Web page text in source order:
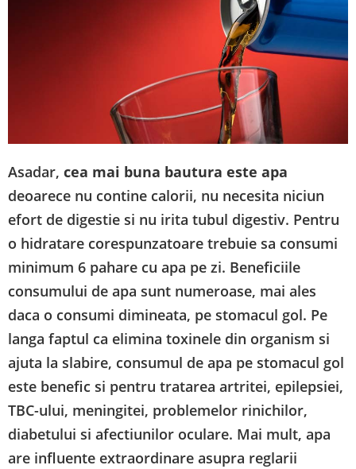
Asadar, cea mai buna bautura este apa
deoarece nu contine calorii, nu necesita niciun
efort de digestie si nu irita tubul digestiv. Pentru
o hidratare corespunzatoare trebuie sa consumi
minimum 6 pahare cu apa pe zi. Beneficiile
consumului de apa sunt numeroase, mai ales
daca o consumi dimineata, pe stomacul gol. Pe
langa faptul ca elimina toxinele din organism si
ajuta la slabire, consumul de apa pe stomacul gol
este benefic si pentru tratarea artritei, epilepsiei,
TBC-ului, meningitei, problemelor rinichilor,
diabetului si afectiunilor oculare. Mai mult, apa
are influente extraordinare asupra reglarii